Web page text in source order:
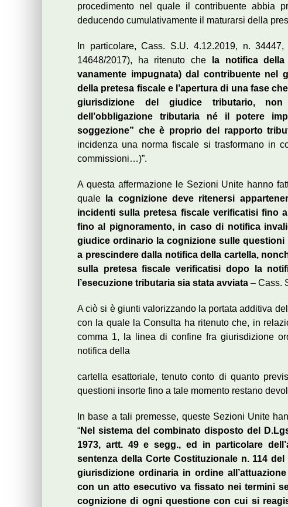
procedimento nel quale il contribuente abbia
deducendo cumulativamente il maturarsi della
In particolare, Cass. S.U. 4.12.2019, n.
14648/2017), ha ritenuto che
la notifica
vanamente impugnata) dal contribuente nel
della pretesa fiscale e l’apertura di una fase
giurisdizione del giudice tributario,
dell’obbligazione tributaria né il potere
soggezione” che è proprio del rapporto
incidenza una norma fiscale si trasformano in
commissioni…)”.
A questa affermazione le Sezioni Unite hanno
quale
la cognizione deve ritenersi
incidenti sulla pretesa fiscale verificatisi fino
fino al pignoramento, in caso di notifica
giudice ordinario la cognizione sulle
a prescindere dalla notifica della cartella,
sulla pretesa fiscale verificatisi dopo la
l’esecuzione tributaria sia stata avviata – Cass.
A ciò si è giunti valorizzando la portata additiva
con la quale la Consulta ha ritenuto che, in
comma 1, la linea di confine fra giurisdizione
notifica della
cartella esattoriale, tenuto conto di quanto
questioni insorte fino a tale momento restano
In base a tali premesse, queste Sezioni Unite
“Nel sistema del combinato disposto del
1973, artt. 49 e segg., ed in particolare
sentenza della Corte Costituzionale n. 114
giurisdizione ordinaria in ordine
con un atto esecutivo va fissato nei termini
cognizione di ogni questione con cui si